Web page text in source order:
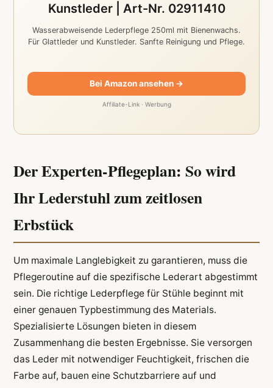
Kunstleder | Art-Nr. 02911410
Wasserabweisende Lederpflege 250ml mit Bienenwachs.
Für Glattleder und Kunstleder. Sanfte Reinigung und Pflege.
Bei Amazon ansehen →
Affiliate-Link · Werbung
Der Experten-Pflegeplan: So wird
Ihr Lederstuhl zum zeitlosen
Erbstück
Um maximale Langlebigkeit zu garantieren, muss die
Pflegeroutine auf die spezifische Lederart abgestimmt
sein. Die richtige Lederpflege für Stühle beginnt mit
einer genauen Typbestimmung des Materials.
Spezialisierte Lösungen bieten in diesem
Zusammenhang die besten Ergebnisse. Sie versorgen
das Leder mit notwendiger Feuchtigkeit, frischen die
Farbe auf, bauen eine Schutzbarriere auf und